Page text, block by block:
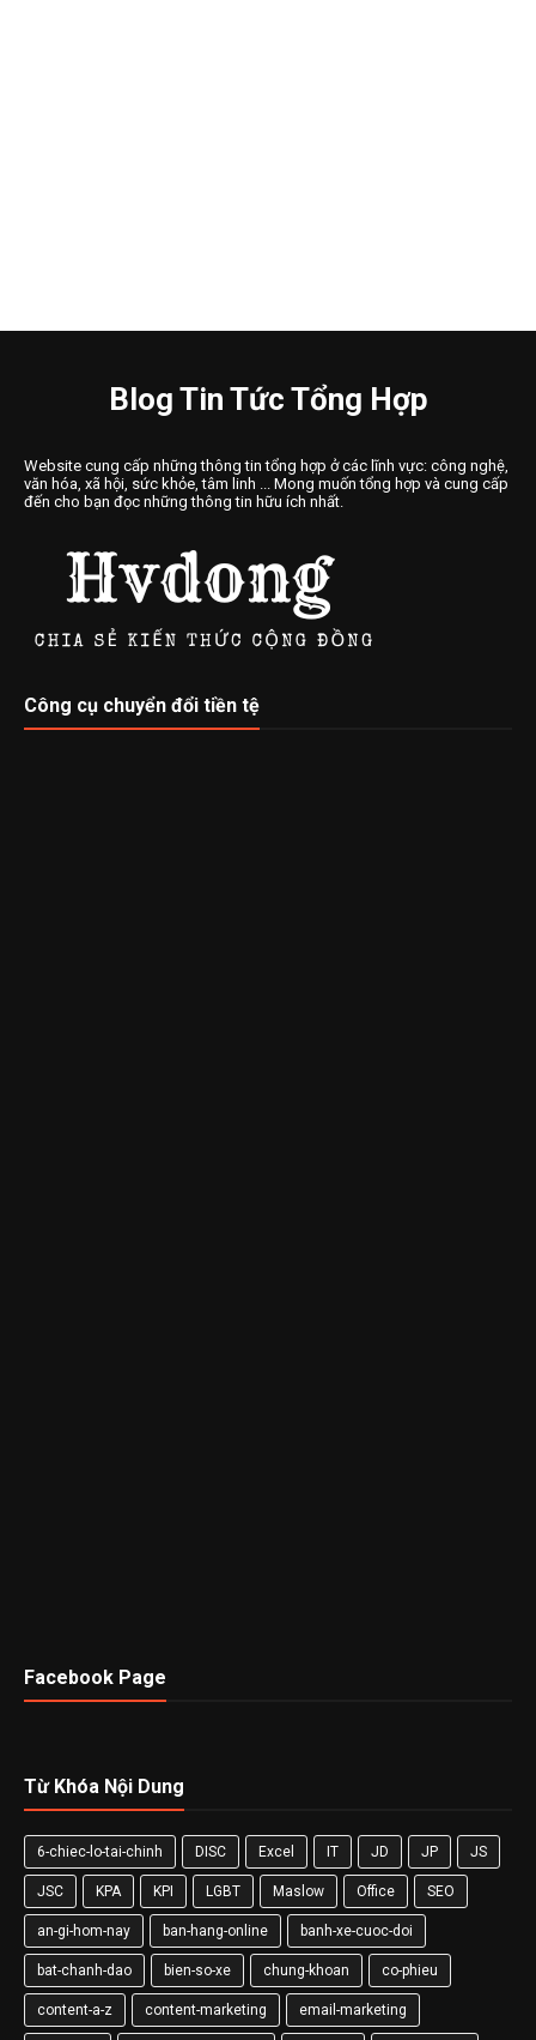
Blog Tin Tức Tổng Hợp
Website cung cấp những thông tin tổng hợp ở các lĩnh vực: công nghệ,
văn hóa, xã hội, sức khỏe, tâm linh ... Mong muốn tổng hợp và cung cấp
đến cho bạn đọc những thông tin hữu ích nhất.
Công cụ chuyển đổi tiền tệ
Facebook Page
Từ Khóa Nội Dung
6-chiec-lo-tai-chinh DISC Excel IT JD JP JS
JSC KPA KPI LGBT Maslow Office SEO
an-gi-hom-nay ban-hang-online banh-xe-cuoc-doi
bat-chanh-dao bien-so-xe chung-khoan co-phieu
content-a-z content-marketing email-marketing